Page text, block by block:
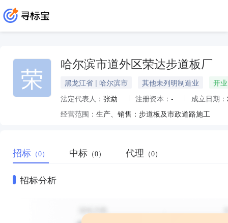
荣 哈尔滨市道外区荣达步道板厂
黑龙江省 | 哈尔滨市 其他未列明制造业
开业
法定代表人： 张勐 注册资本： - 成立日期：
经营范围： 生产、销售：步道板及市政道路施工
招标 （0） 中标 （0） 代理 （0）
招标分析